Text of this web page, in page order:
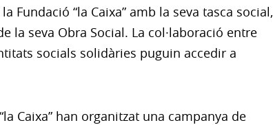
Fundació “la Caixa” amb la seva tasca social,
la seva Obra Social. La col·laboració entre
socials solidàries puguin accedir a
Caixa” han organitzat una campanya de